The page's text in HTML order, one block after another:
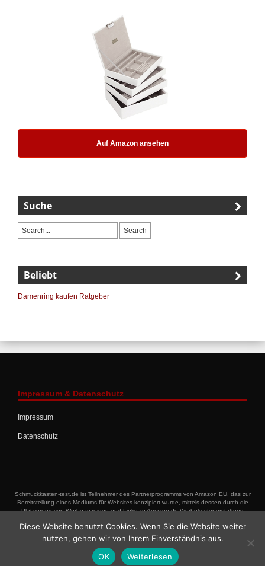
Auf Amazon ansehen
Suche
Beliebt
Damenring kaufen Ratgeber
Impressum & Datenschutz
Impressum
Datenschutz
Schmuckkasten-test.de ist Teilnehmer des Partnerprogramms von Amazon EU, das zur
Bereitstellung eines Mediums für Websites konzipiert wurde, mittels dessen durch die
Platzierung von Werbeanzeigen und Links zu Amazon.de Werbekostenerstattung
© 2026 Copyright Schmuckkasten Test. All Rights Reserved.
Diese Website benutzt Cookies. Wenn Sie die Website weiter
nutzen, gehen wir von Ihrem Einverständnis aus.
OK
Weiterlesen